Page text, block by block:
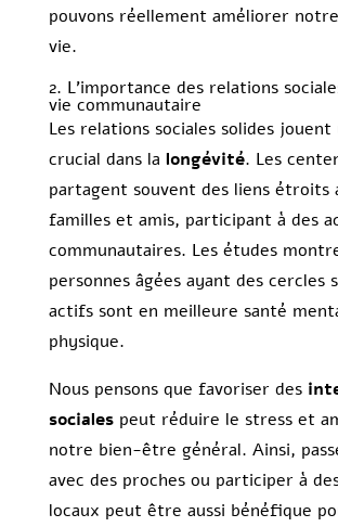
pouvons réellement améliorer
vie.
2. L’importance des relations
vie communautaire
Les relations sociales solides
crucial dans la longévité. Les
partagent souvent des liens étroits
familles et amis, participant à des
communautaires. Les études
personnes âgées ayant des cercles
actifs sont en meilleure santé
physique.
Nous pensons que favoriser des
socialespeut réduire le stress et
notre bien-être général. Ainsi,
avec des proches ou participer à
locaux peut être aussi bénéfique